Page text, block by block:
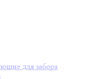
для забора